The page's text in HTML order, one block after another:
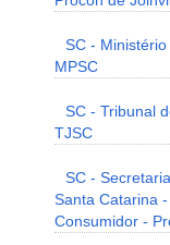
SC -
MPSC
SC - Tribunal
TJSC
SC -
Santa Catarina
Consumidor -